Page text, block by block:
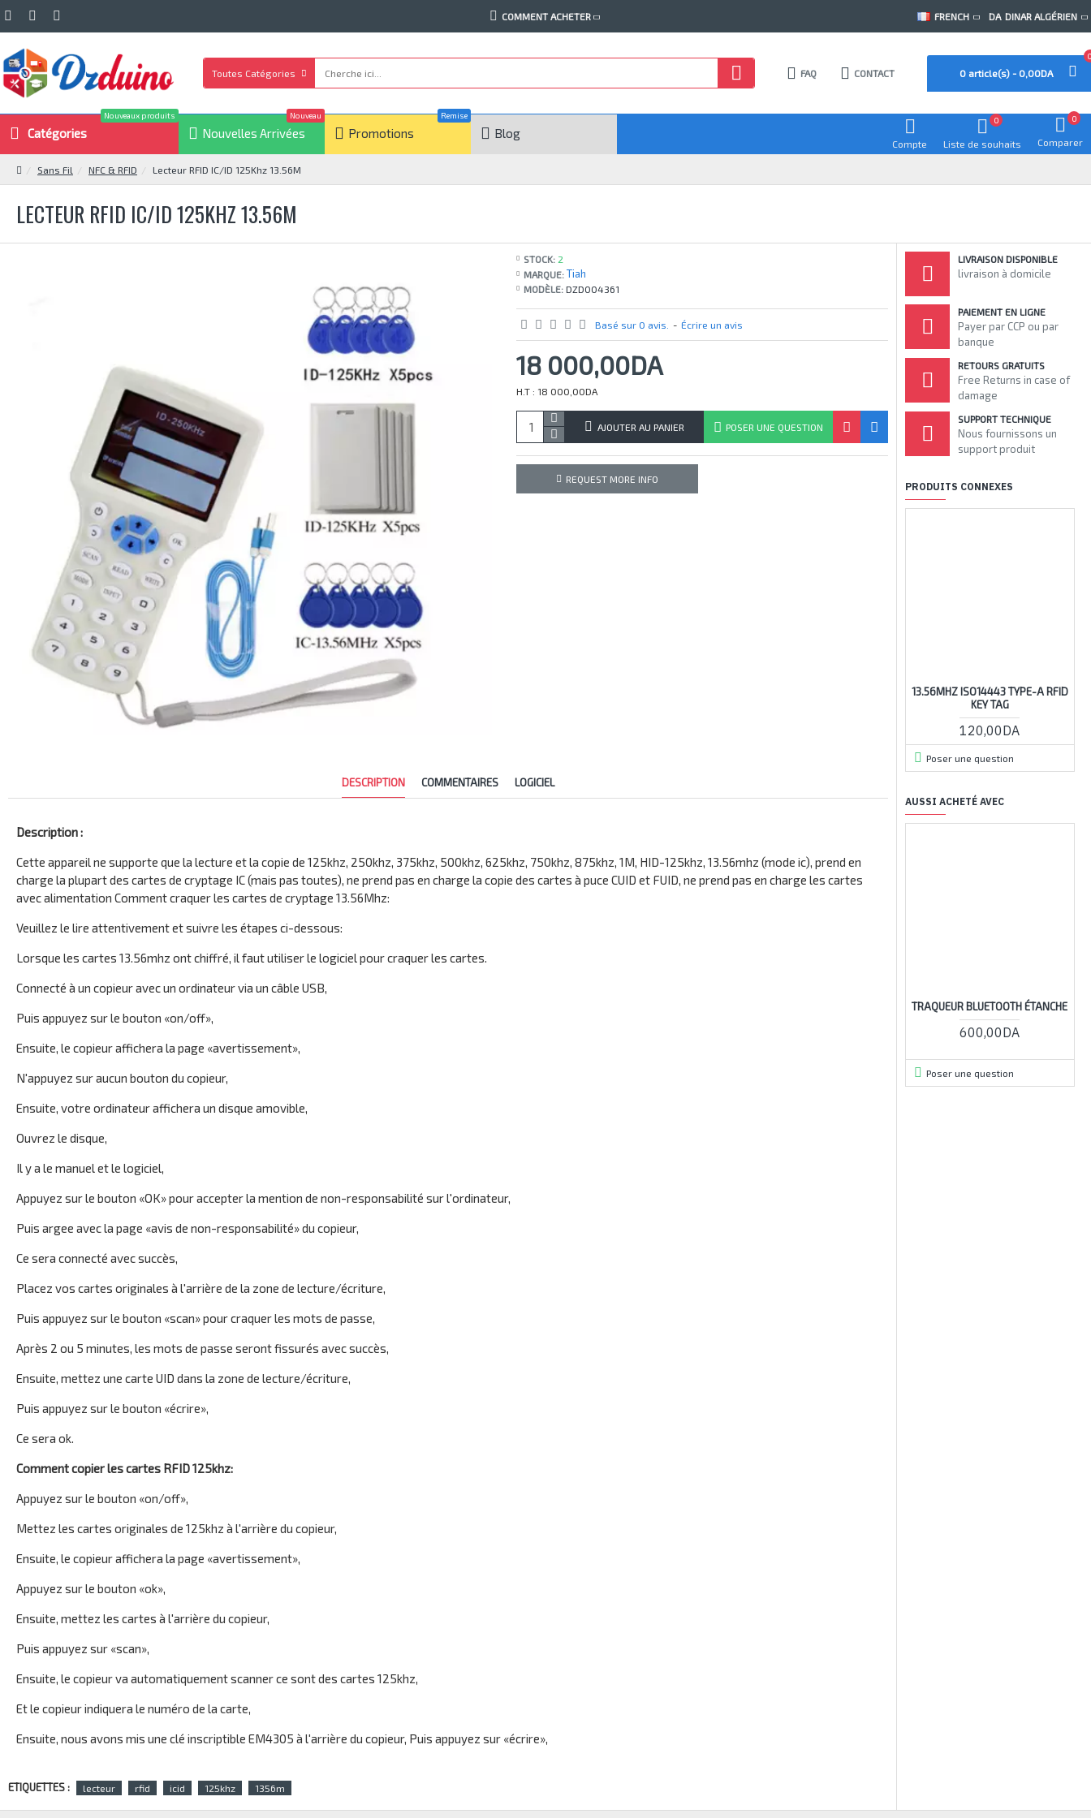
COMMENT ACHETER FRENCH DA DINAR ALGÉRIEN
Toutes Catégories FAQ CONTACT 0 article(s) - 0,00DA
Catégories
Nouveaux produits
Nouvelles Arrivées
Nouveau
Promotions
Remise
Blog
Compte Liste de souhaits
0
Comparer
0
Sans Fil NFC & RFID Lecteur RFID IC/ID 125Khz 13.56M
LECTEUR RFID IC/ID 125KHZ 13.56M
STOCK: 2
MARQUE: Tiah
MODÈLE: DZD004361
Basé sur 0 avis. - Écrire un avis
18 000,00DA
H.T : 18 000,00DA
AJOUTER AU PANIER POSER UNE QUESTION
REQUEST MORE INFO
DESCRIPTION COMMENTAIRES LOGICIEL
Description :
Cette appareil ne supporte que la lecture et la copie de 125khz, 250khz, 375khz, 500khz, 625khz, 750khz, 875khz, 1M, HID-125khz, 13.56mhz (mode ic), prend en
charge la plupart des cartes de cryptage IC (mais pas toutes), ne prend pas en charge la copie des cartes à puce CUID et FUID, ne prend pas en charge les cartes
avec alimentation Comment craquer les cartes de cryptage 13.56Mhz:
Veuillez le lire attentivement et suivre les étapes ci-dessous:
Lorsque les cartes 13.56mhz ont chiffré, il faut utiliser le logiciel pour craquer les cartes.
Connecté à un copieur avec un ordinateur via un câble USB,
Puis appuyez sur le bouton «on/off»,
Ensuite, le copieur affichera la page «avertissement»,
N'appuyez sur aucun bouton du copieur,
Ensuite, votre ordinateur affichera un disque amovible,
Ouvrez le disque,
Il y a le manuel et le logiciel,
Appuyez sur le bouton «OK» pour accepter la mention de non-responsabilité sur l'ordinateur,
Puis argee avec la page «avis de non-responsabilité» du copieur,
Ce sera connecté avec succès,
Placez vos cartes originales à l'arrière de la zone de lecture/écriture,
Puis appuyez sur le bouton «scan» pour craquer les mots de passe,
Après 2 ou 5 minutes, les mots de passe seront fissurés avec succès,
Ensuite, mettez une carte UID dans la zone de lecture/écriture,
Puis appuyez sur le bouton «écrire»,
Ce sera ok.
Comment copier les cartes RFID 125khz:
Appuyez sur le bouton «on/off»,
Mettez les cartes originales de 125khz à l'arrière du copieur,
Ensuite, le copieur affichera la page «avertissement»,
Appuyez sur le bouton «ok»,
Ensuite, mettez les cartes à l'arrière du copieur,
Puis appuyez sur «scan»,
Ensuite, le copieur va automatiquement scanner ce sont des cartes 125khz,
Et le copieur indiquera le numéro de la carte,
Ensuite, nous avons mis une clé inscriptible EM4305 à l'arrière du copieur, Puis appuyez sur «écrire»,
ETIQUETTES : lecteur rfid icid 125khz 1356m
LIVRAISON DISPONIBLE
livraison à domicile
PAIEMENT EN LIGNE
Payer par CCP ou par
banque
RETOURS GRATUITS
Free Returns in case of
damage
SUPPORT TECHNIQUE
Nous fournissons un
support produit
PRODUITS CONNEXES
13.56MHZ ISO14443 TYPE-A RFID
KEY TAG
120,00DA
Poser une question
AUSSI ACHETÉ AVEC
TRAQUEUR BLUETOOTH ÉTANCHE
600,00DA
Poser une question